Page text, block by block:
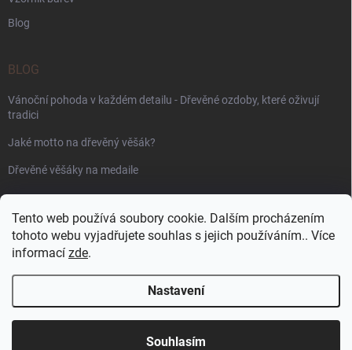
Tento web používá soubory cookie. Dalším procházením
tohoto webu vyjadřujete souhlas s jejich používáním.. Více
informací zde.
Nastavení
Souhlasím
Blog
BLOG
Vánoční pohoda v každém detailu - Dřevěné ozdoby, které oživují
tradici
Jaké motto na dřevěný věšák?
Dřevěné věšáky na medaile
PŘIJÍMÁME ONLINE PLATBY
WoodenPuzzle.cz . Všechna práva vyhrazena.